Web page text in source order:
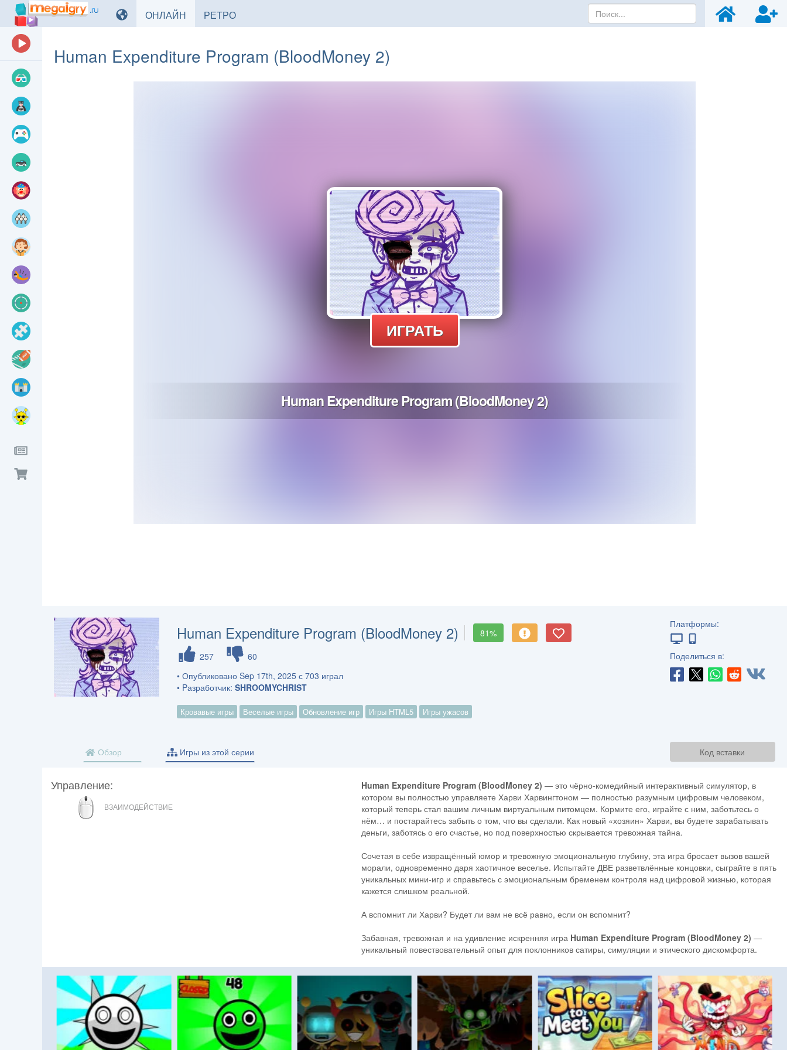
ОНЛАЙН ИГРЫРЕТРОИГРЫ
Human Expenditure Program (BloodMoney 2)
Human Expenditure Program (BloodMoney 2)
81%
257
60
• Опубликовано Sep 17th, 2025 с 703 играл
• Pазработчик:SHROOMYCHRIST
Кровавые игры Веселые игры Обновление игр Игры HTML5 Игры ужасов
Платформы:
Поделиться в:
Код вставки
Обзор Игры из этой серии
Управление:
МЫШЬ
ВЗАИМОДЕЙСТВИЕ
Human Expenditure Program (BloodMoney 2) — это чёрно-комедийный интерактивный симулятор, в
котором вы полностью управляете Харви Харвингтоном — полностью разумным цифровым человеком,
который теперь стал вашим личным виртуальным питомцем. Кормите его, играйте с ним, заботьтесь о
нём… и постарайтесь забыть о том, что вы сделали. Как новый «хозяин» Харви, вы будете зарабатывать
деньги, заботясь о его счастье, но под поверхностью скрывается тревожная тайна.
Сочетая в себе извращённый юмор и тревожную эмоциональную глубину, эта игра бросает вызов вашей
морали, одновременно даря хаотичное веселье. Испытайте ДВЕ разветвлённые концовки, сыграйте в пять
уникальных мини-игр и справьтесь с эмоциональным бременем контроля над цифровой жизнью, которая
кажется слишком реальной.
А вспомнит ли Харви? Будет ли вам не всё равно, если он вспомнит?
Забавная, тревожная и на удивление искренняя игра Human Expenditure Program (BloodMoney 2) —
уникальный повествовательный опыт для поклонников сатиры, симуляции и этического дискомфорта.